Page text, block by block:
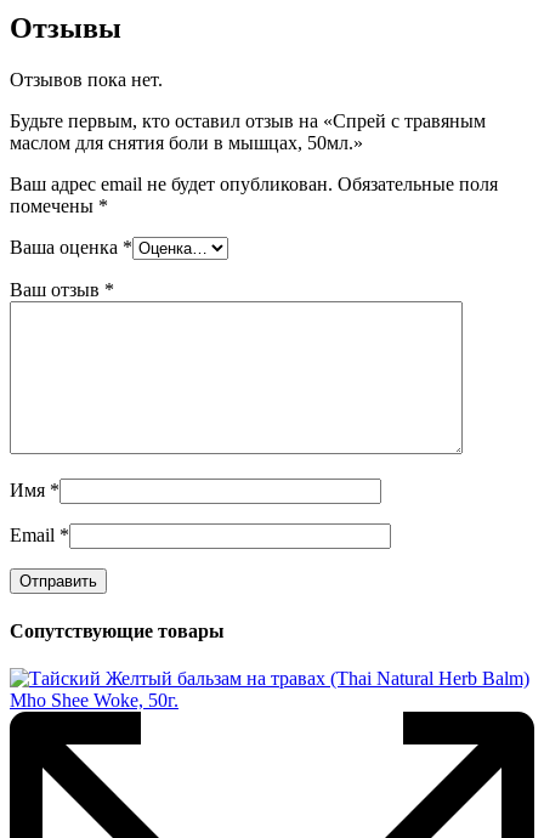
Отзывы
Отзывов пока нет.
Будьте первым, кто оставил отзыв на «Cпрей с травяным
маслом для снятия боли в мышцах, 50мл.»
Ваш адрес email не будет опубликован. Обязательные поля
помечены *
Ваша оценка *
Ваш отзыв *
Имя *
Email *
Сопутствующие товары